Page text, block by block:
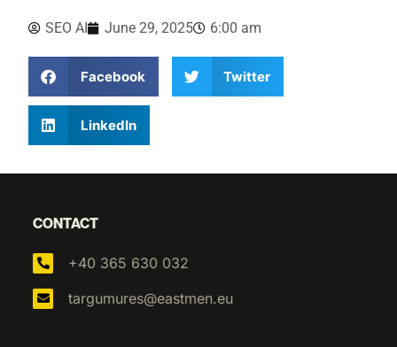
SEO AI June 29, 2025 6:00 am
Facebook Twitter
LinkedIn
CONTACT
+40 365 630 032
targumures@eastmen.eu